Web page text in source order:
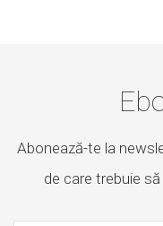
Abonează-te la
de care trebuie